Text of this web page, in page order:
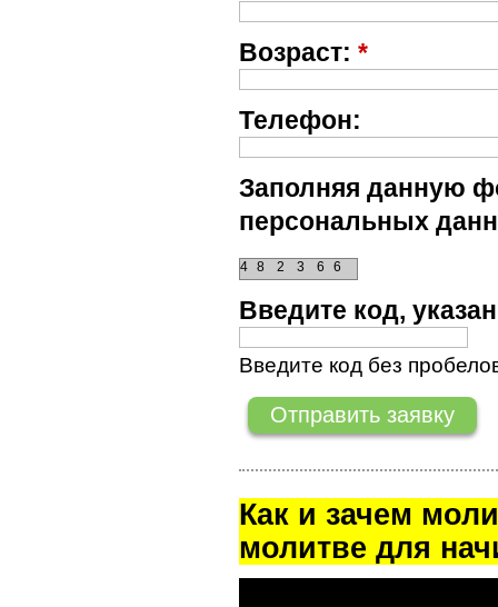
Возраст: *
Телефон:
Заполняя данную
персональных
4 6
3
2
8 6
Введите код,
Введите код без
Как и зачем
молитве для